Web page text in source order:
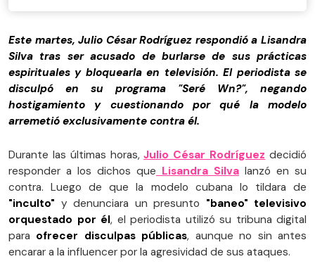
Este martes, Julio César Rodríguez respondió a Lisandra
Silva tras ser acusado de burlarse de sus prácticas
espirituales y bloquearla en televisión. El periodista se
disculpó en su programa "Seré Wn?", negando
hostigamiento y cuestionando por qué la modelo
arremetió exclusivamente contra él.
Durante las últimas horas,Julio César Rodríguez decidió
responder a los dichos que Lisandra Silva lanzó en su
contra. Luego de que la modelo cubana lo tildara de
"inculto" y denunciara un presunto "baneo" televisivo
orquestado por él, el periodista utilizó su tribuna digital
para ofrecer disculpas públicas, aunque no sin antes
encarar a la influencer por la agresividad de sus ataques.